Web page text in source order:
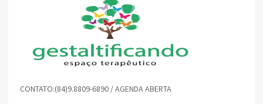
CONTATO:(84)9.8809-6890 / AGENDA ABERTA